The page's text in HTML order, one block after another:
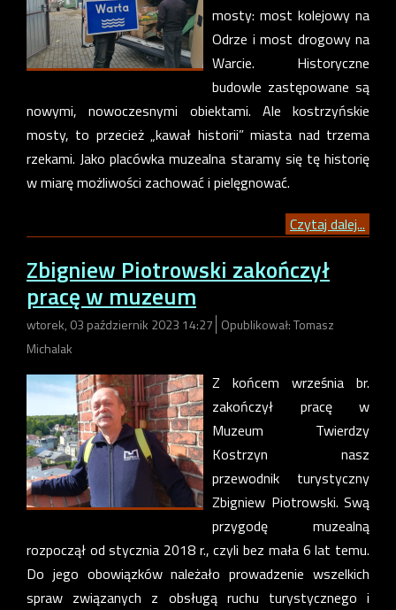
mosty: most kolejowy na
Odrze i most drogowy na
Warcie. Historyczne
budowle zastępowane są
nowymi, nowoczesnymi obiektami. Ale kostrzyńskie
mosty, to przecież „kawał historii” miasta nad trzema
rzekami. Jako placówka muzealna staramy się tę historię
w miarę możliwości zachować i pielęgnować.
Czytaj dalej...
Zbigniew Piotrowski zakończył
pracę w muzeum
wtorek, 03 październik 2023 14:27 Opublikował: Tomasz
Michalak
Z końcem września br.
zakończył pracę w
Muzeum Twierdzy
Kostrzyn nasz
przewodnik turystyczny
Zbigniew Piotrowski. Swą
przygodę muzealną
rozpoczął od stycznia 2018 r., czyli bez mała 6 lat temu.
Do jego obowiązków należało prowadzenie wszelkich
spraw związanych z obsługą ruchu turystycznego i